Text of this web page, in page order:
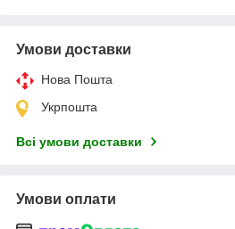
Умови доставки
Нова Пошта
Укрпошта
Всі умови доставки
Умови оплати